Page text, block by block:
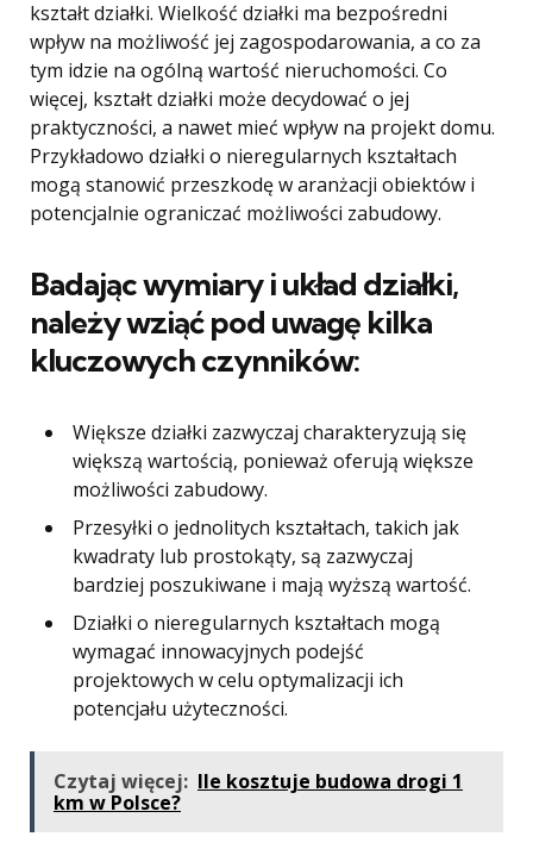
kształt działki. Wielkość działki ma bezpośredni
wpływ na możliwość jej zagospodarowania, a co za
tym idzie na ogólną wartość nieruchomości. Co
więcej, kształt działki może decydować o jej
praktyczności, a nawet mieć wpływ na projekt domu.
Przykładowo działki o nieregularnych kształtach
mogą stanowić przeszkodę w aranżacji obiektów i
potencjalnie ograniczać możliwości zabudowy.
Badając wymiary i układ działki,
należy wziąć pod uwagę kilka
kluczowych czynników:
Większe działki zazwyczaj charakteryzują się
większą wartością, ponieważ oferują większe
możliwości zabudowy.
Przesyłki o jednolitych kształtach, takich jak
kwadraty lub prostokąty, są zazwyczaj
bardziej poszukiwane i mają wyższą wartość.
Działki o nieregularnych kształtach mogą
wymagać innowacyjnych podejść
projektowych w celu optymalizacji ich
potencjału użyteczności.
Czytaj więcej: Ile kosztuje budowa drogi 1
km w Polsce?